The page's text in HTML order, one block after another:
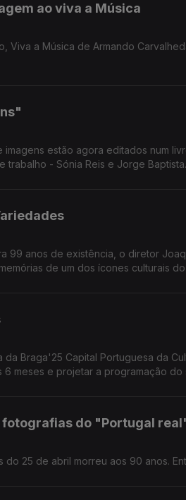
ao viva a Música
estão agora editados num
trabalho - Sónia Reis e Jorge Baptista.
99 anos de existência, o diretor
de um dos ícones culturais
Braga'25 Capital Portuguesa da
meses e projetar a programação
fotografias do "Portugal
25 de abril morreu aos 90 anos.